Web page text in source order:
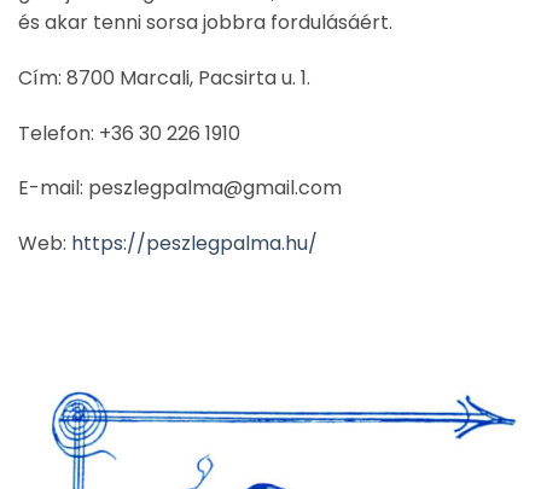
és akar tenni sorsa jobbra fordulásáért.
Cím: 8700 Marcali, Pacsirta u. 1.
Telefon: +36 30 226 1910
E-mail: peszlegpalma@gmail.com
Web: https://peszlegpalma.hu/